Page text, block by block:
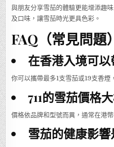
與朋友分享雪茄的體驗更能增添趣
及口味，讓雪茄時光更具色彩。
FAQ（常見問題）
在香港入境可以
你可以攜帶最多1支雪茄或19支香煙
711的雪茄價格
價格依品牌和型號而異，通常在港
雪茄的健康影響